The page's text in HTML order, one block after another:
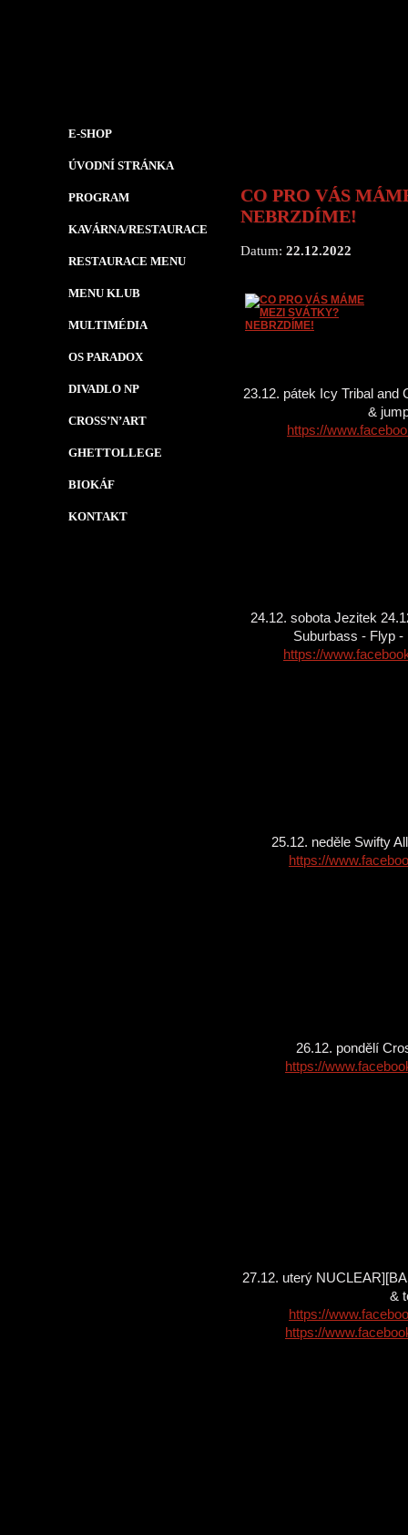
E-SHOP
ÚVODNÍ STRÁNKA
PROGRAM
KAVÁRNA/RESTAURACE
RESTAURACE MENU
MENU KLUB
MULTIMÉDIA
OS PARADOX
DIVADLO NP
CROSS’N’ART
GHETTOLLEGE
BIOKÁF
KONTAKT
CO PRO VÁS
NEBRZDÍME!
Datum: 22.12.2022
23.12. pátek Icy Tribal and
&
https://
24.12. sobota Jezitek
Suburbass - Flyp
https://
25.12. neděle Swifty
https://
26.12. pondělí
https://
27.12. uterý
&
https://
https://